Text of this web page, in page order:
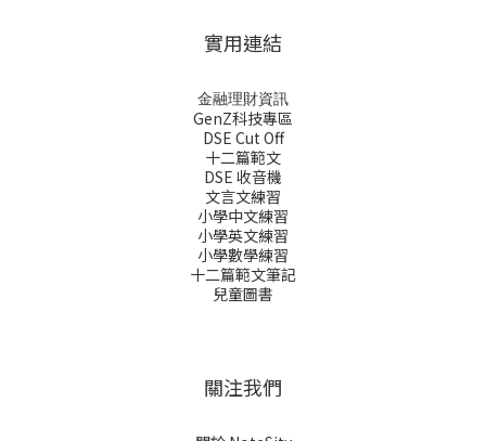
實用連結
金融理財資訊
GenZ科技專區
DSE Cut Off
十二篇範文
DSE 收音機
文言文練習
小學中文練習
小學英文練習
小學數學練習
十二篇範文筆記
兒童圖書
關注我們